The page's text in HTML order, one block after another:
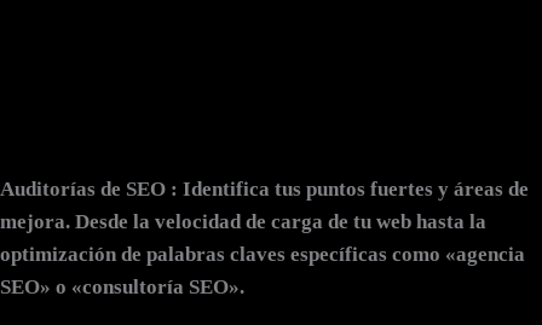
Auditorías de SEO : Identifica tus puntos fuertes y áreas de
mejora. Desde la velocidad de carga de tu web hasta la
optimización de palabras claves específicas como «agencia
SEO» o «consultoría SEO».